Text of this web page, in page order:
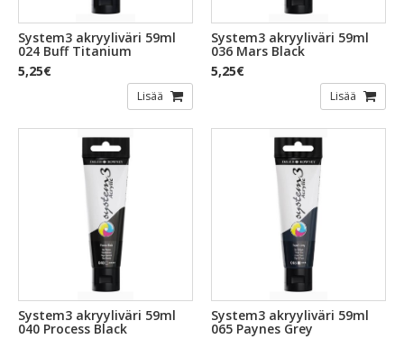
System3 akryyliväri 59ml
024 Buff Titanium
5,25€
Lisää
System3 akryyliväri 59ml
036 Mars Black
5,25€
Lisää
System3 akryyliväri 59ml
040 Process Black
System3 akryyliväri 59ml
065 Paynes Grey